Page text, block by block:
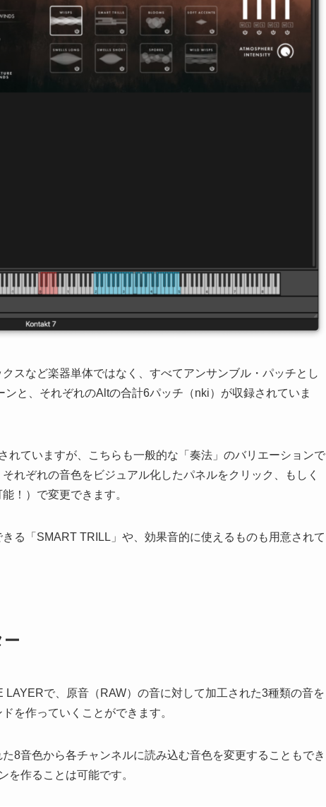
スなど楽器単体ではなく、すべてアンサンブル・パッチとし
と、それぞれのAltの合計6パッチ（nki）が収録されていま
れていますが、こちらも一般的な「奏法」のバリエーションで
れぞれの音色をビジュアル化したパネルをクリック、もしく
！）で変更できます。
る「SMART TRILL」や、効果音的に使えるものも用意されて
ー
で、原音（RAW）の音に対して加工された3種類の音を
を作っていくことができます。
8音色から各チャンネルに読み込む音色を変更することもでき
を作ることは可能です。